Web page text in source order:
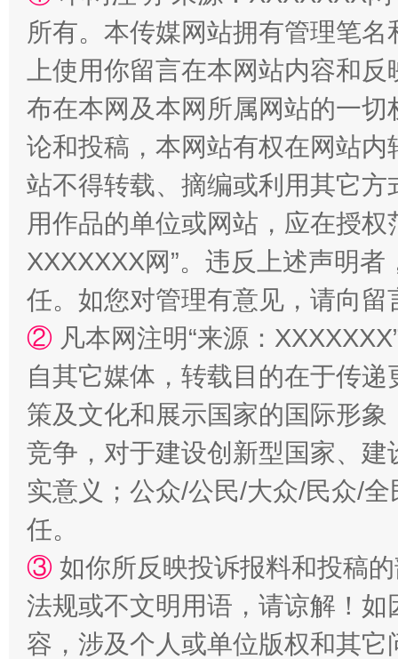
“蜀中异人”王建安的艺术幻境
所有。本传媒网站拥有管理笔
上使用你留言在本网站内容和
布在本网及本网所属网站的一
论和投稿，本网站有权在网站
站不得转载、摘编或利用其它
用作品的单位或网站，应在授
XXXXXXX网”。违反上述声明
任。如您对管理有意见，请向
② 凡本网注明“来源：
自其它媒体，转载目的在于传
策及文化和展示国家的国际形
竞争，对于建设创新型国家、
实意义；公众/公民/大众/民众/
任。
③ 如你所反映投诉报料和投稿
法规或不文明用语，请谅解！
容，涉及个人或单位版权和其它